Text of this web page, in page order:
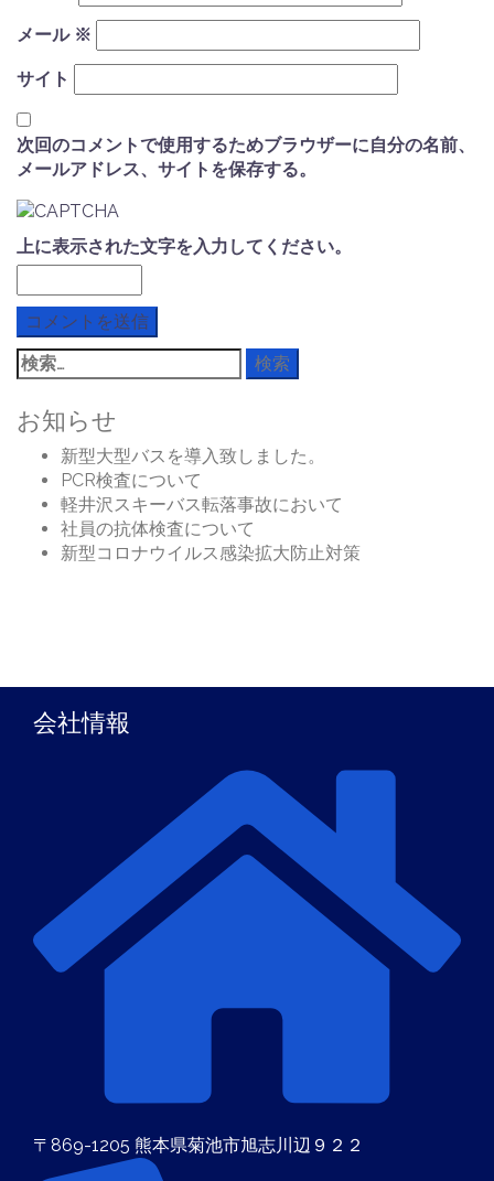
メール ※
サイト
次回のコメントで使用するためブラウザーに自分の名前、
メールアドレス、サイトを保存する。
上に表示された文字を入力してください。
検
索:
お知らせ
新型大型バスを導入致しました。
PCR検査について
軽井沢スキーバス転落事故において
社員の抗体検査について
新型コロナウイルス感染拡大防止対策
会社情報
〒869-1205 熊本県菊池市旭志川辺９２２